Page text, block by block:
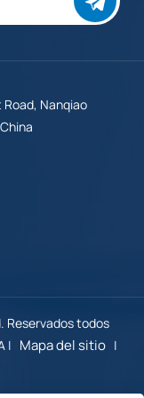
Road, Nanqiao
Reservados todos
| Mapa del sitio |